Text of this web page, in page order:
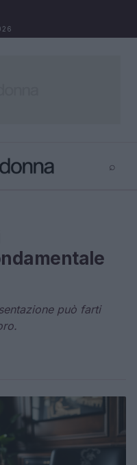
⌕
può farti